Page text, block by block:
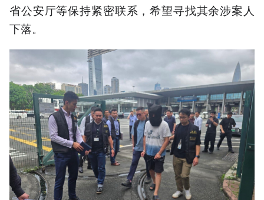
省公安厅等保持紧密联系，希望寻找其余涉案人
下落。